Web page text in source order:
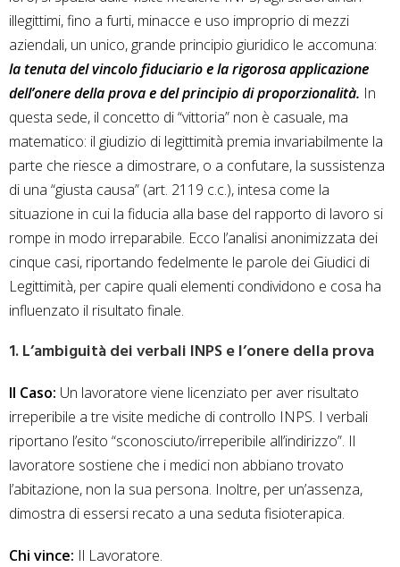
illegittimi, fino a furti, minacce e uso improprio di mezzi
aziendali, un unico, grande principio giuridico le accomuna:
la tenuta del vincolo fiduciario e la rigorosa applicazione
dell’onere della prova e del principio di proporzionalità. In
questa sede, il concetto di “vittoria” non è casuale, ma
matematico: il giudizio di legittimità premia invariabilmente la
parte che riesce a dimostrare, o a confutare, la sussistenza
di una “giusta causa” (art. 2119 c.c.), intesa come la
situazione in cui la fiducia alla base del rapporto di lavoro si
rompe in modo irreparabile. Ecco l’analisi anonimizzata dei
cinque casi, riportando fedelmente le parole dei Giudici di
Legittimità, per capire quali elementi condividono e cosa ha
influenzato il risultato finale.
1. L’ambiguità dei verbali INPS e l’onere della prova
Il Caso: Un lavoratore viene licenziato per aver risultato
irreperibile a tre visite mediche di controllo INPS. I verbali
riportano l’esito “sconosciuto/irreperibile all’indirizzo”. Il
lavoratore sostiene che i medici non abbiano trovato
l’abitazione, non la sua persona. Inoltre, per un’assenza,
dimostra di essersi recato a una seduta fisioterapica.
Chi vince: Il Lavoratore.